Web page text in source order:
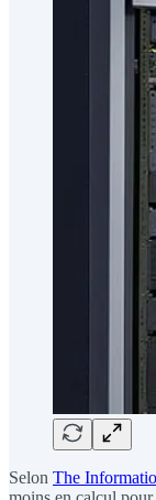
Selon The